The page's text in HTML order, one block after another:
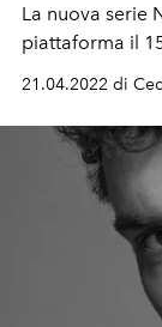
La nuova serie
piattaforma il
21.04.2022 di